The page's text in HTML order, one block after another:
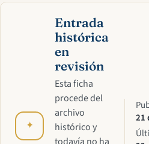
✦
Entrada
histórica
en
revisión
Esta ficha
procede del
archivo
histórico y
21